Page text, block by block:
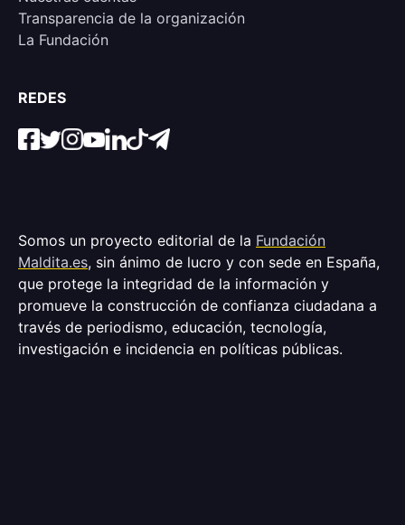
Transparencia de la organización
La Fundación
REDES
Somos un proyecto editorial de la Fundación
Maldita.es, sin ánimo de lucro y con sede en España,
que protege la integridad de la información y
promueve la construcción de confianza ciudadana a
través de periodismo, educación, tecnología,
investigación e incidencia en políticas públicas.